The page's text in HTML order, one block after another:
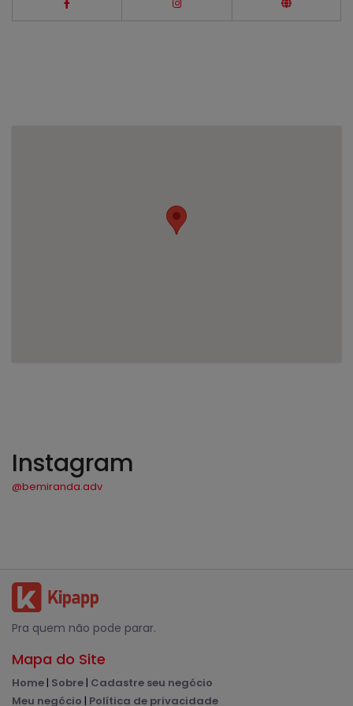
Instagram
@bemiranda.adv
Pra quem não pode parar.
Mapa do Site
Home| Sobre| Cadastre seu negócio
Meu negócio | Política de privacidade